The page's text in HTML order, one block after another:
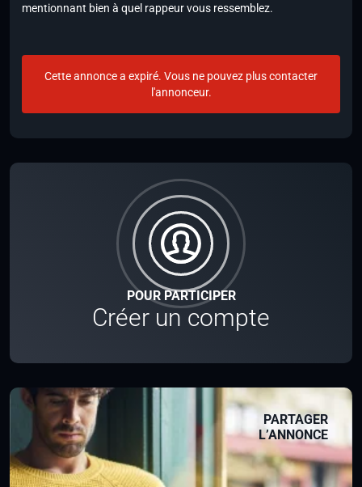
POUR PARTICIPER
Créer un compte
PARTAGER
L’ANNONCE
mentionnant bien à quel rappeur vous ressemblez.
Cette annonce a expiré. Vous ne pouvez plus contacter
l'annonceur.